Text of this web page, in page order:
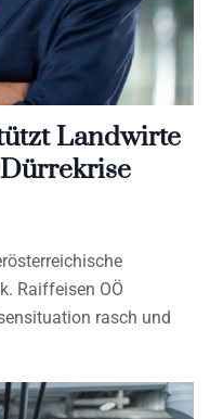
Landwirte
Raiffeisen OÖ
rasch und